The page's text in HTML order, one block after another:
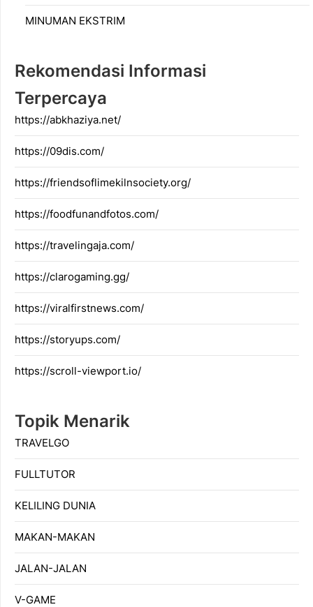
MINUMAN EKSTRIM
Rekomendasi Informasi
Terpercaya
https://abkhaziya.net/
https://09dis.com/
https://friendsoflimekilnsociety.org/
https://foodfunandfotos.com/
https://travelingaja.com/
https://clarogaming.gg/
https://viralfirstnews.com/
https://storyups.com/
https://scroll-viewport.io/
Topik Menarik
TRAVELGO
FULLTUTOR
KELILING DUNIA
MAKAN-MAKAN
JALAN-JALAN
V-GAME